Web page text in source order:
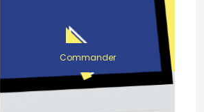
Commander